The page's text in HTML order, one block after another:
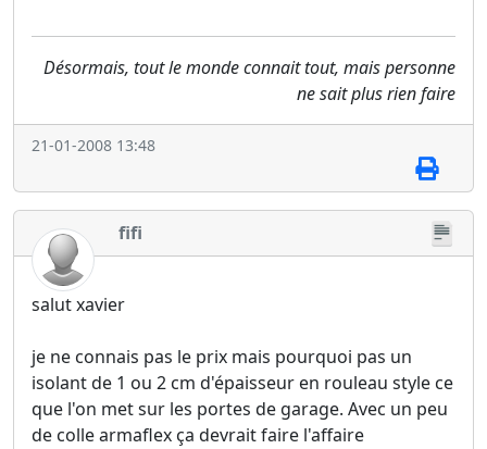
Désormais, tout le monde connait tout, mais personne
ne sait plus rien faire
21-01-2008 13:48
fifi
salut xavier
je ne connais pas le prix mais pourquoi pas un
isolant de 1 ou 2 cm d'épaisseur en rouleau style ce
que l'on met sur les portes de garage. Avec un peu
de colle armaflex ça devrait faire l'affaire